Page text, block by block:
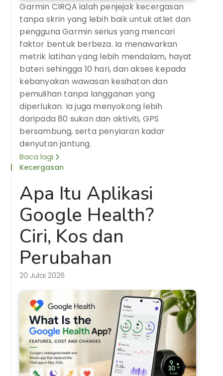
Garmin CIRQA ialah penjejak kecergasan
tanpa skrin yang lebih baik untuk atlet dan
pengguna Garmin serius yang mencari
faktor bentuk berbeza. Ia menawarkan
metrik latihan yang lebih mendalam, hayat
bateri sehingga 10 hari, dan akses kepada
kebanyakan wawasan kesihatan dan
pemulihan tanpa langganan yang
diperlukan. Ia juga menyokong lebih
daripada 80 sukan dan aktiviti, GPS
bersambung, serta penyiaran kadar
denyutan jantung.
Baca lagi
Kecergasan
Apa Itu Aplikasi
Google Health?
Ciri, Kos dan
Perubahan
20 Julai 2026